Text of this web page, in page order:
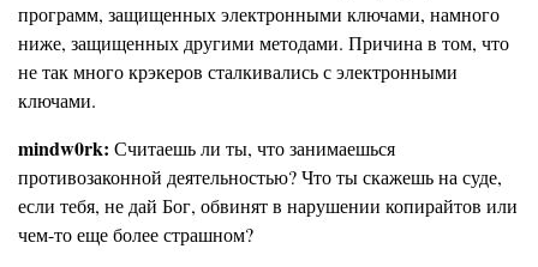
программ, защищенных электронными ключами, намного
ниже, защищенных другими методами. Причина в том, что
не так много крэкеров сталкивались с электронными
ключами.
mindw0rk: Считаешь ли ты, что занимаешься
противозаконной деятельностью? Что ты скажешь на суде,
если тебя, не дай Бог, обвинят в нарушении копирайтов или
чем-то еще более страшном?